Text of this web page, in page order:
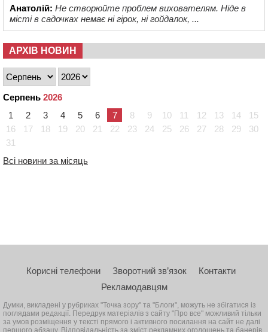
Анатолій: Не створюйте проблем вихователям. Ніде в
місті в садочках немає ні гірок, ні гойдалок, ...
АРХІВ НОВИН
Серпень 2026
1
2 3 4 5 6 7 8 9 10 11 12 13 14
15
16
17 18 19 20 21 22 23 24 25 26 27 28 29
30
31
Всі новини за місяць
Корисні телефони Зворотний зв’язок
Контакти
Рекламодавцям
Думки, викладені у рубриках "Точка зору" та "Блоги", можуть не збігатися із
поглядами редакції. Передрук матеріалів з сайту "Про все" можливий тільки
за умов розміщення у тексті прямого і активного посилання на сайт не далі
першого абзацу. Відповідальність за зміст рекламних оголошень та банерів